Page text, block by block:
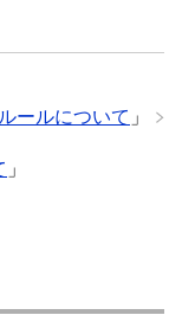
ールについて 」
」